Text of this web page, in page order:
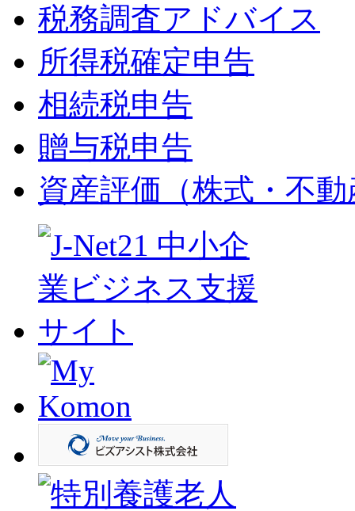
税務調査アドバイス
所得税確定申告
相続税申告
贈与税申告
資産評価（株式・不